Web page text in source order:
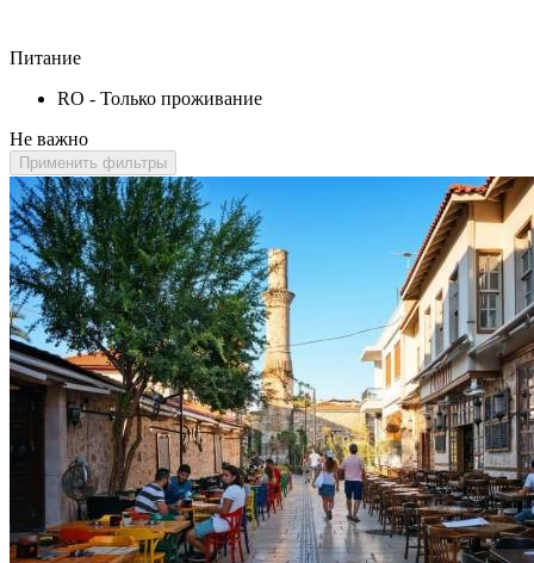
Питание
RO - Только проживание
Не важно
Применить фильтры